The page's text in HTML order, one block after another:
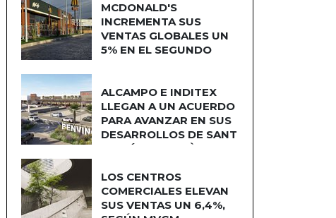
MCDONALD'S
INCREMENTA SUS
VENTAS GLOBALES UN
5% EN EL SEGUNDO
ALCAMPO E INDITEX
LLEGAN A UN ACUERDO
PARA AVANZAR EN SUS
DESARROLLOS DE SANT
ADRIÁN DE BESÒS
LOS CENTROS
COMERCIALES ELEVAN
SUS VENTAS UN 6,4%,